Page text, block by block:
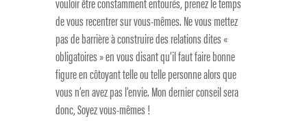
de vous recentrer sur vous-mêmes. Ne vous mettez
pas de barrière à construire des relations dites «
obligatoires » en vous disant qu’il faut faire bonne
figure en côtoyant telle ou telle personne alors que
vous n’en avez pas l’envie. Mon dernier conseil sera
donc, Soyez vous-mêmes !